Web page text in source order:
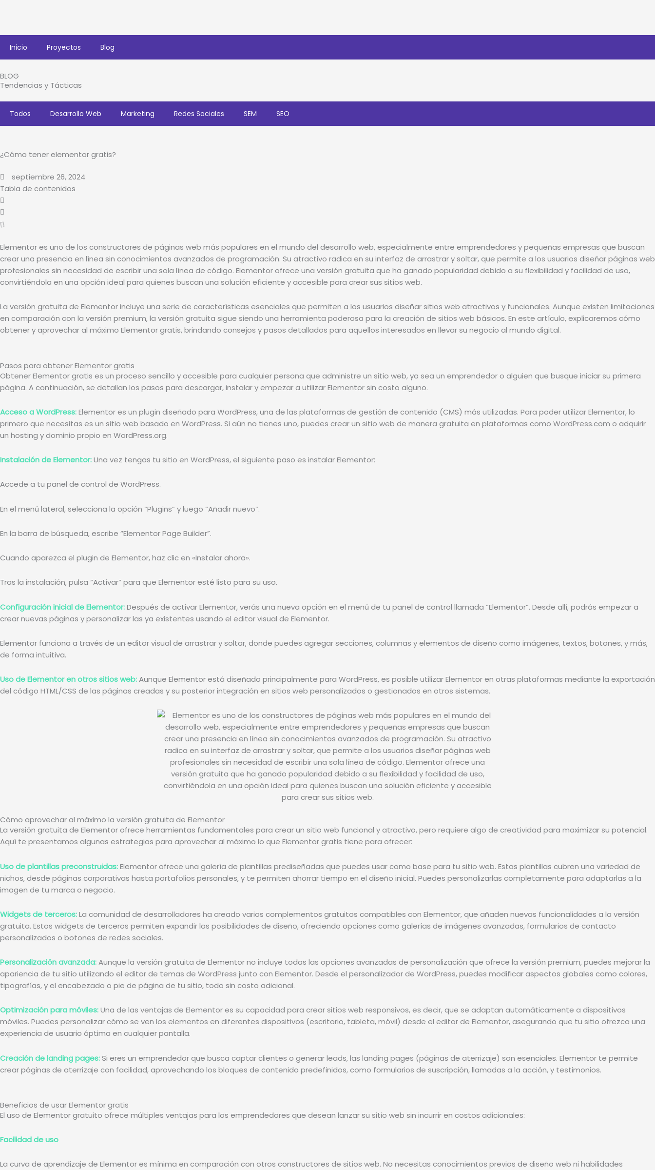
Inicio Proyectos Blog
BLOG
Tendencias y Tácticas
Todos Desarrollo Web Marketing Redes Sociales SEM SEO
¿Cómo tener elementor gratis?
septiembre 26, 2024
Tabla de contenidos
Elementor es uno de los constructores de páginas web más populares en el mundo del desarrollo web, especialmente entre emprendedores y pequeñas empresas que buscan
crear una presencia en línea sin conocimientos avanzados de programación. Su atractivo radica en su interfaz de arrastrar y soltar, que permite a los usuarios diseñar páginas web
profesionales sin necesidad de escribir una sola línea de código. Elementor ofrece una versión gratuita que ha ganado popularidad debido a su flexibilidad y facilidad de uso,
convirtiéndola en una opción ideal para quienes buscan una solución eficiente y accesible para crear sus sitios web.
La versión gratuita de Elementor incluye una serie de características esenciales que permiten a los usuarios diseñar sitios web atractivos y funcionales. Aunque existen limitaciones
en comparación con la versión premium, la versión gratuita sigue siendo una herramienta poderosa para la creación de sitios web básicos. En este artículo, explicaremos cómo
obtener y aprovechar al máximo Elementor gratis, brindando consejos y pasos detallados para aquellos interesados en llevar su negocio al mundo digital.
Pasos para obtener Elementor gratis
Obtener Elementor gratis es un proceso sencillo y accesible para cualquier persona que administre un sitio web, ya sea un emprendedor o alguien que busque iniciar su primera
página. A continuación, se detallan los pasos para descargar, instalar y empezar a utilizar Elementor sin costo alguno.
Acceso a WordPress:Elementor es un plugin diseñado para WordPress, una de las plataformas de gestión de contenido (CMS) más utilizadas. Para poder utilizar Elementor, lo
primero que necesitas es un sitio web basado en WordPress. Si aún no tienes uno, puedes crear un sitio web de manera gratuita en plataformas como WordPress.com o adquirir
un hosting y dominio propio en WordPress.org.
Instalación de Elementor:Una vez tengas tu sitio en WordPress, el siguiente paso es instalar Elementor:
Accede a tu panel de control de WordPress.
En el menú lateral, selecciona la opción “Plugins” y luego “Añadir nuevo”.
En la barra de búsqueda, escribe “Elementor Page Builder”.
Cuando aparezca el plugin de Elementor, haz clic en «Instalar ahora».
Tras la instalación, pulsa “Activar” para que Elementor esté listo para su uso.
Configuración inicial de Elementor:Después de activar Elementor, verás una nueva opción en el menú de tu panel de control llamada “Elementor”. Desde allí, podrás empezar a
crear nuevas páginas y personalizar las ya existentes usando el editor visual de Elementor.
Elementor funciona a través de un editor visual de arrastrar y soltar, donde puedes agregar secciones, columnas y elementos de diseño como imágenes, textos, botones, y más,
de forma intuitiva.
Uso de Elementor en otros sitios web:Aunque Elementor está diseñado principalmente para WordPress, es posible utilizar Elementor en otras plataformas mediante la exportación
del código HTML/CSS de las páginas creadas y su posterior integración en sitios web personalizados o gestionados en otros sistemas.
Cómo aprovechar al máximo la versión gratuita de Elementor
La versión gratuita de Elementor ofrece herramientas fundamentales para crear un sitio web funcional y atractivo, pero requiere algo de creatividad para maximizar su potencial.
Aquí te presentamos algunas estrategias para aprovechar al máximo lo que Elementor gratis tiene para ofrecer:
Uso de plantillas preconstruidas:Elementor ofrece una galería de plantillas prediseñadas que puedes usar como base para tu sitio web. Estas plantillas cubren una variedad de
nichos, desde páginas corporativas hasta portafolios personales, y te permiten ahorrar tiempo en el diseño inicial. Puedes personalizarlas completamente para adaptarlas a la
imagen de tu marca o negocio.
Widgets de terceros:La comunidad de desarrolladores ha creado varios complementos gratuitos compatibles con Elementor, que añaden nuevas funcionalidades a la versión
gratuita. Estos widgets de terceros permiten expandir las posibilidades de diseño, ofreciendo opciones como galerías de imágenes avanzadas, formularios de contacto
personalizados o botones de redes sociales.
Personalización avanzada:Aunque la versión gratuita de Elementor no incluye todas las opciones avanzadas de personalización que ofrece la versión premium, puedes mejorar la
apariencia de tu sitio utilizando el editor de temas de WordPress junto con Elementor. Desde el personalizador de WordPress, puedes modificar aspectos globales como colores,
tipografías, y el encabezado o pie de página de tu sitio, todo sin costo adicional.
Optimización para móviles:Una de las ventajas de Elementor es su capacidad para crear sitios web responsivos, es decir, que se adaptan automáticamente a dispositivos
móviles. Puedes personalizar cómo se ven los elementos en diferentes dispositivos (escritorio, tableta, móvil) desde el editor de Elementor, asegurando que tu sitio ofrezca una
experiencia de usuario óptima en cualquier pantalla.
Creación de landing pages:Si eres un emprendedor que busca captar clientes o generar leads, las landing pages (páginas de aterrizaje) son esenciales. Elementor te permite
crear páginas de aterrizaje con facilidad, aprovechando los bloques de contenido predefinidos, como formularios de suscripción, llamadas a la acción, y testimonios.
Beneficios de usar Elementor gratis
El uso de Elementor gratuito ofrece múltiples ventajas para los emprendedores que desean lanzar su sitio web sin incurrir en costos adicionales:
Facilidad de uso
La curva de aprendizaje de Elementor es mínima en comparación con otros constructores de sitios web. No necesitas conocimientos previos de diseño web ni habilidades